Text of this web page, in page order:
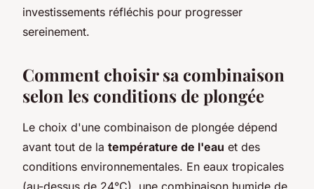
investissements réfléchis pour progresser
sereinement.
Comment choisir sa combinaison
selon les conditions de plongée
Le choix d'une combinaison de plongée dépend
avant tout de la température de l'eau et des
conditions environnementales. En eaux tropicales
(au-dessus de 24°C), une combinaison humide de